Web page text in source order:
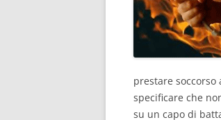
prestare
specificare che
su un capo di